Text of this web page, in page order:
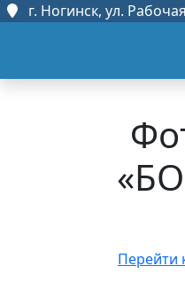
г. Ногинск, ул.
Перейти